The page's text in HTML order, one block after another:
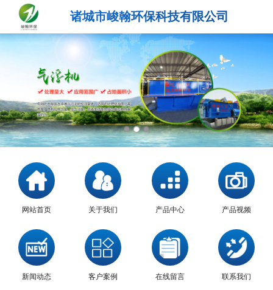
诸城市峻翰环保科技有限公司
网站首页 关于我们 产品中心 产品视频
新闻动态 客户案例 在线留言 联系我们